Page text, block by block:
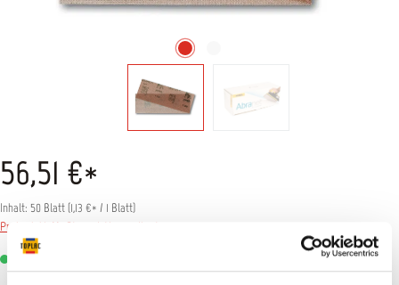
56,51 €*
Inhalt: 50 Blatt(1,13 €* / 1 Blatt)
Preise inkl. MwSt. zzgl. Versandkosten
Sofort verfügbar, Lieferzeit: 1-3 Tage